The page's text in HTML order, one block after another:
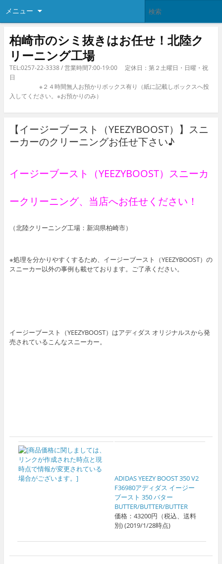
メニュー
柏崎市のシミ抜きはお任せ！北陸ク
リーニング工場
TEL:0257-22-3338 / 営業時間7:00-19:00 定休日：第２土曜日・日曜・祝
日
※２４時間無人お預かりボックス有り（紙に記載しボックスへ投
入してください。※お預かりのみ）
【イージーブースト（YEEZYBOOST）】スニ
ーカーのクリーニングお任せ下さい♪
イージーブースト（YEEZYBOOST）スニーカ
ークリーニング、当店へお任せください！
（北陸クリーニング工場：新潟県柏崎市）
※処理を分かりやすくするため、イージーブースト（YEEZYBOOST）の
スニーカー以外の事例も載せております。ご了承ください。
イージーブースト（YEEZYBOOST）はアディダス オリジナルスから発
売されているこんなスニーカー。
ADIDAS YEEZY BOOST 350 V2
F36980アディダス イージー
ブースト 350 バター
BUTTER/BUTTER/BUTTER
価格：43200円（税込、送料
別) (2019/1/28時点)